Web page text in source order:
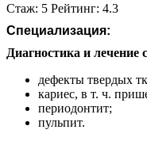
Стаж: 5 Рейтинг: 4.3
Специализация:
Диагностика и лечение
дефекты твердых
кариес, в т. ч.
периодонтит;
пульпит.